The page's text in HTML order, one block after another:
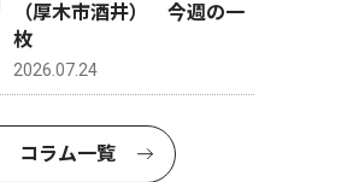
（厚木市酒井） 今週の一
枚
2026.07.24
コラム一覧